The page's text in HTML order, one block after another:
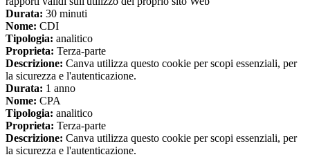
Durata: 30 minuti
Nome: CDI
Tipologia: analitico
Proprieta: Terza-parte
Descrizione: Canva utilizza questo cookie per scopi essenziali, per
la sicurezza e l'autenticazione.
Durata: 1 anno
Nome: CPA
Tipologia: analitico
Proprieta: Terza-parte
Descrizione: Canva utilizza questo cookie per scopi essenziali, per
la sicurezza e l'autenticazione.